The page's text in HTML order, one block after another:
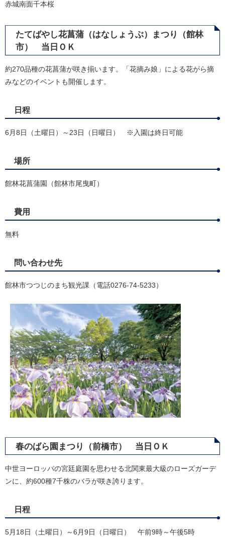
赤城南面千本桜
たてばやし花菖蒲（はなしょうぶ）まつり（館林
市） 当日ＯＫ
約270品種の花菖蒲が咲き揃います。「花摘み娘」による花がら摘
みなどのイベントも開催します。
日程
6月8日（土曜日）～23日（日曜日） ※入園は終日可能
場所
館林花菖蒲園（館林市尾曳町）
費用
無料
問い合わせ先
館林市つつじのまち観光課（電話0276-74-5233）
春のばら園まつり（前橋市） 当日ＯＫ
中世ヨーロッパの宮廷庭園を思わせる北関東最大級のローズガーデ
ンに、約600種7千株のバラが咲き誇ります。
日程
5月18日（土曜日）～6月9日（日曜日） 午前9時～午後5時